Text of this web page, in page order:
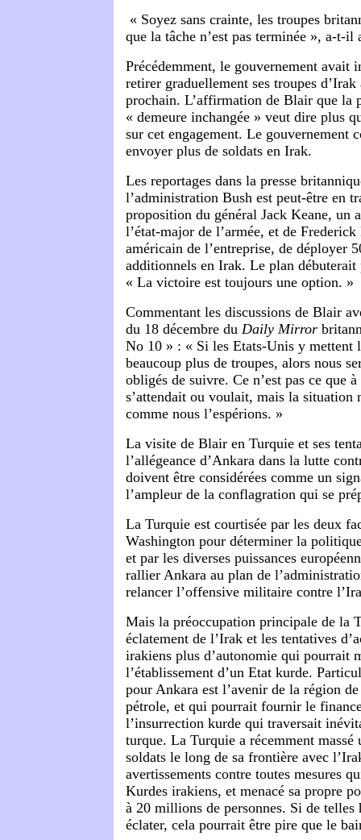
« Soyez sans crainte, les troupes
que la tâche n’est pas terminée », a-t-il
Précédemment, le gouvernement avait
retirer graduellement ses troupes
prochain. L’affirmation de Blair que la
« demeure inchangée » veut dire plus
sur cet engagement. Le gouvernement
envoyer plus de soldats en Irak.
Les reportages dans la presse
l’administration Bush est peut-être en
proposition du général Jack Keane, un
l’état-major de l’armée, et de
américain de l’entreprise, de déployer
additionnels en Irak. Le plan
« La victoire est toujours une option. »
Commentant les discussions de Blair
du 18 décembre du Daily Mirror
No 10 » : « Si les Etats-Unis y mettent
beaucoup plus de troupes, alors nous
obligés de suivre. Ce n’est pas ce que
s’attendait ou voulait, mais la situation
comme nous l’espérions. »
La visite de Blair en Turquie et ses
l’allégeance d’Ankara dans la lutte
doivent être considérées comme un
l’ampleur de la conflagration qui se
La Turquie est courtisée par les deux
Washington pour déterminer la
et par les diverses puissances
rallier Ankara au plan de
relancer l’offensive militaire contre
Mais la préoccupation principale de la
éclatement de l’Irak et les tentatives
irakiens plus d’autonomie qui pourrait
l’établissement d’un Etat kurde.
pour Ankara est l’avenir de la région
pétrole, et qui pourrait fournir le
l’insurrection kurde qui traversait
turque. La Turquie a récemment
soldats le long de sa frontière avec
avertissements contre toutes mesures
Kurdes irakiens, et menacé sa propre
à 20 millions de personnes. Si de telles
éclater, cela pourrait être pire que le